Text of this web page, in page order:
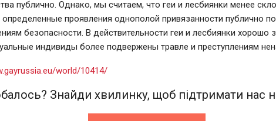
публично. Однако, мы считаем, что геи и лесбиянки менее
проявления однополой привязанности публично по
безопасности. В действительности геи и лесбиянки хорошо
индивиды более подвержены травле и преступлениям
world/10414/
Знайди хвилинку, щоб підтримати нас